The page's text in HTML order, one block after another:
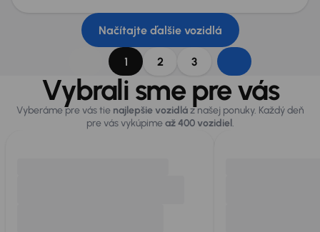
Načítajte ďalšie vozidlá
1 2 3
Vybrali sme pre vás
Vyberáme pre vás tie najlepšie vozidláz našej ponuky. Každý deň
pre vás vykúpimeaž 400 vozidiel.